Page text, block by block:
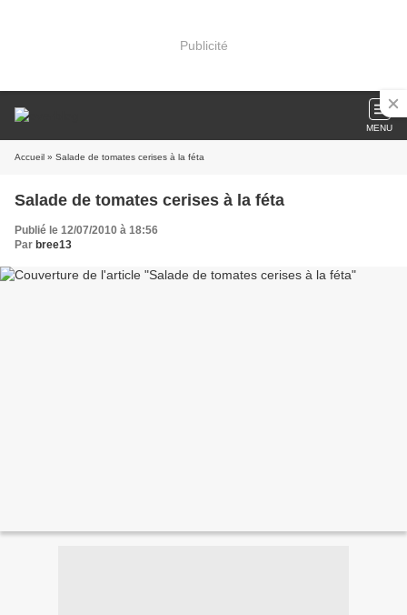
Publicité
MENU
Accueil » Salade de tomates cerises à la féta
Salade de tomates cerises à la féta
Publié le 12/07/2010 à 18:56
Par bree13